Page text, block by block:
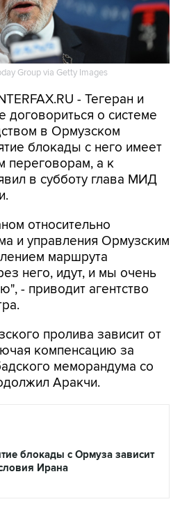
Group via Getty Images
- Тегеран и
договориться о системе
в Ормузском
блокады с него имеет
переговорам, а к
в субботу глава МИД
относительно
и управления Ормузским
маршрута
него, идут, и мы очень
- приводит агентство
пролива зависит от
компенсацию за
меморандума со
Аракчи.
блокады с Ормуза зависит
Ирана